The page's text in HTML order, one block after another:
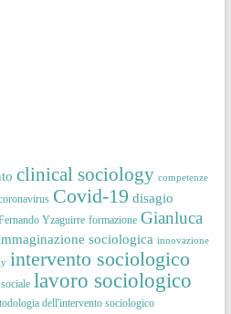
clinical sociology competenze
Covid-19 disagio
Yzaguirre formazione Gianluca
sociologica innovazione
intervento sociologico
lavoro sociologico
dell'intervento sociologico